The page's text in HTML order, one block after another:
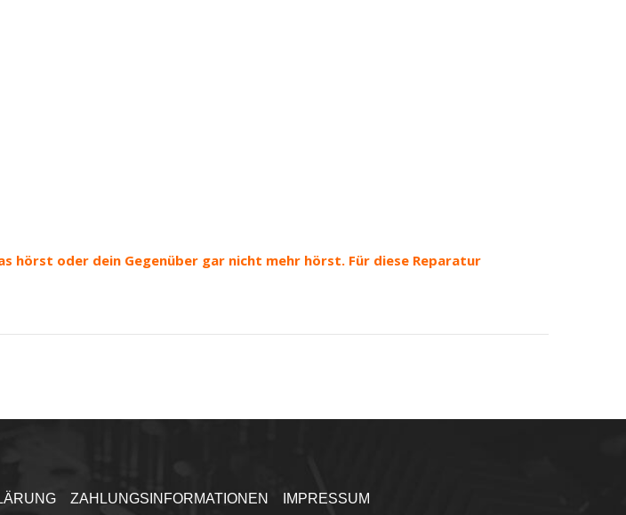
hörst oder dein Gegenüber gar nicht mehr hörst. Für diese Reparatur
ZAHLUNGSINFORMATIONEN IMPRESSUM